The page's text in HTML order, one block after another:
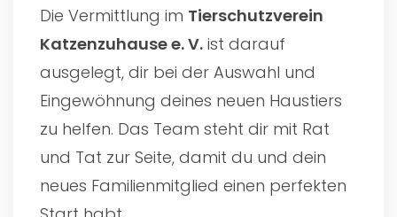
Die Vermittlung im Tierschutzverein
Katzenzuhause e. V. ist darauf
ausgelegt, dir bei der Auswahl und
Eingewöhnung deines neuen Haustiers
zu helfen. Das Team steht dir mit Rat
und Tat zur Seite, damit du und dein
neues Familienmitglied einen perfekten